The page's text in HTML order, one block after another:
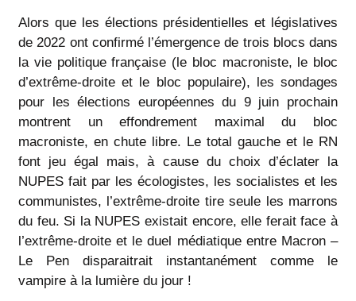
Alors que les élections présidentielles et législatives
de 2022 ont confirmé l’émergence de trois blocs dans
la vie politique française (le bloc macroniste, le bloc
d’extrême-droite et le bloc populaire), les sondages
pour les élections européennes du 9 juin prochain
montrent un effondrement maximal du bloc
macroniste, en chute libre. Le total gauche et le RN
font jeu égal mais, à cause du choix d’éclater la
NUPES fait par les écologistes, les socialistes et les
communistes, l’extrême-droite tire seule les marrons
du feu. Si la NUPES existait encore, elle ferait face à
l’extrême-droite et le duel médiatique entre Macron –
Le Pen disparaitrait instantanément comme le
vampire à la lumière du jour !